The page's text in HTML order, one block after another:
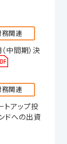
務関連
中間期）決
務関連
トアップ投
ドへの出資